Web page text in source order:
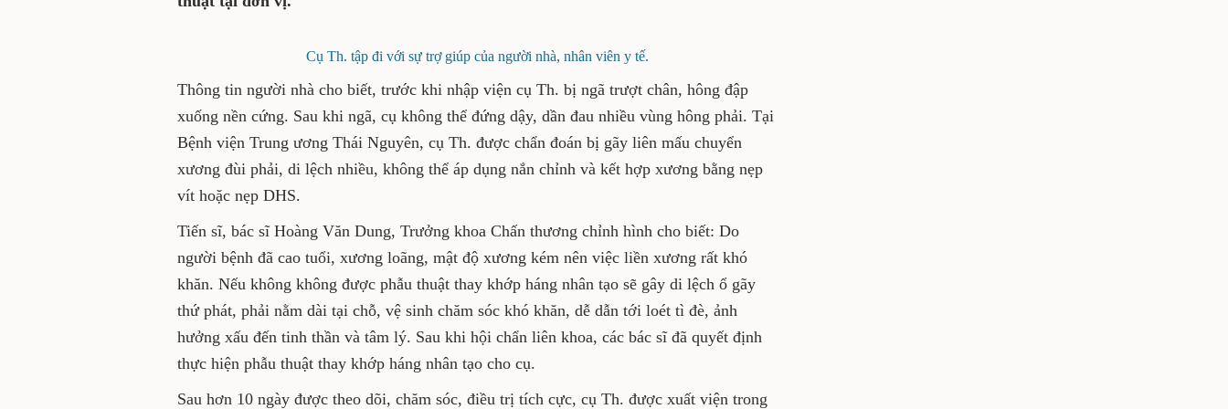
Cụ Th. tập đi với sự trợ giúp của người nhà, nhân viên y tế.
Thông tin người nhà cho biết, trước khi nhập viện cụ Th. bị ngã trượt
chân, hông đập xuống nền cứng. Sau khi ngã, cụ không thể đứng dậy, dần
đau nhiều vùng hông phải. Tại Bệnh viện Trung ương Thái Nguyên, cụ
Th. được chẩn đoán bị gãy liên mấu chuyển xương đùi phải, di lệch nhiều,
không thể áp dụng nắn chỉnh và kết hợp xương bằng nẹp vít hoặc nẹp
DHS.
Tiến sĩ, bác sĩ Hoàng Văn Dung, Trưởng khoa Chấn thương chỉnh hình
cho biết: Do người bệnh đã cao tuổi, xương loãng, mật độ xương kém nên
việc liền xương rất khó khăn. Nếu không không được phẫu thuật thay
khớp háng nhân tạo sẽ gây di lệch ổ gãy thứ phát, phải nằm dài tại chỗ, vệ
sinh chăm sóc khó khăn, dễ dẫn tới loét tì đè, ảnh hưởng xấu đến tinh
thần và tâm lý. Sau khi hội chẩn liên khoa, các bác sĩ đã quyết định thực